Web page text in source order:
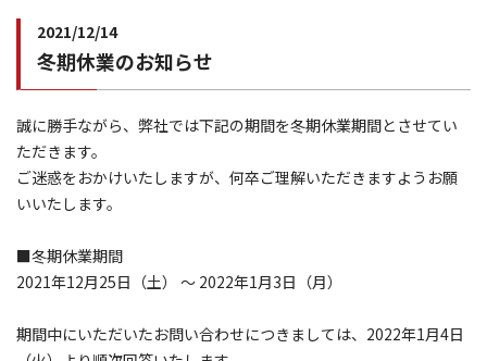
2021/12/14
冬期休業のお知らせ
誠に勝手ながら、弊社では下記の期間を冬期休業期間とさせてい
ただきます。
ご迷惑をおかけいたしますが、何卒ご理解いただきますようお願
いいたします。
■冬期休業期間
2021年12月25日（土） ～ 2022年1月3日（月）
期間中にいただいたお問い合わせにつきましては、2022年1月4日